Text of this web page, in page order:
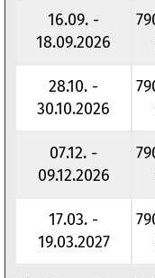
16.09. -
18.09.2026
28.10. -
30.10.2026
07.12. -
09.12.2026
17.03. -
19.03.2027